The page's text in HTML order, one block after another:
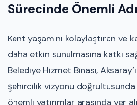
Sürecinde Önemli
Kent yaşamını kolaylaştıran ve
daha etkin sunulmasına katkı
Belediye Hizmet Binası,
şehircilik vizyonu
önemli yatırımlar arasında yer